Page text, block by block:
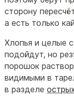
сторону
а есть только
Хлопья и целые
подойдут, но
порошок
видимыми в
в разделе